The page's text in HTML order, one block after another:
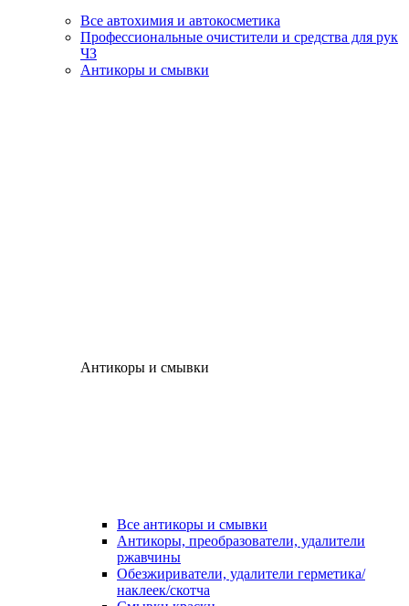
Все автохимия и автокосметика
Профессиональные очистители и средства для рук
ЧЗ
Антикоры и смывки
Антикоры и смывки
Все антикоры и смывки
Антикоры, преобразователи, удалители
ржавчины
Обезжириватели, удалители герметика/
наклеек/скотча